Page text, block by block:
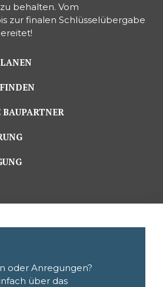
behalten. Vom
zur finalen Schlüsselübergabe
oder Anregungen?
über das